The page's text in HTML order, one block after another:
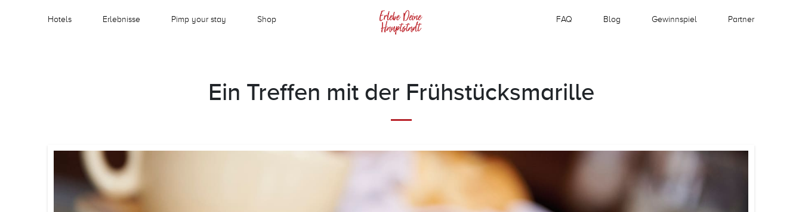
Hotels Erlebnisse Pimp your stay Shop FAQ Blog Gewinnspiel Partner
Ein Treffen mit der Frühstücksmarille